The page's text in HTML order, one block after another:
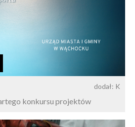
dodał: K
konkursu projektów